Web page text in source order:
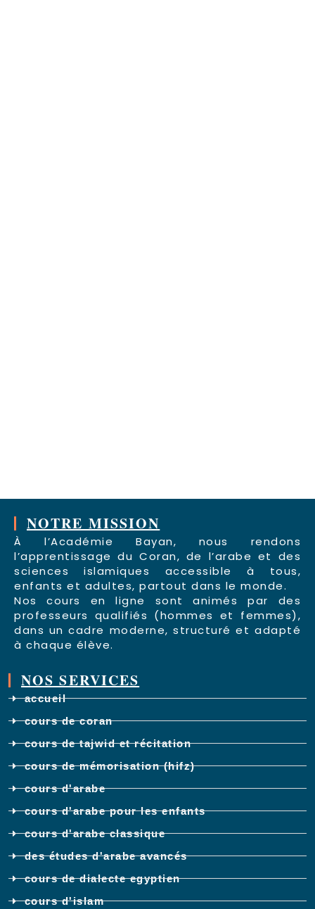
NOTRE MISSION
À l’Académie Bayan, nous rendons
l’apprentissage du Coran, de l’arabe et des
sciences islamiques accessible à tous,
enfants et adultes, partout dans le monde.
Nos cours en ligne sont animés par des
professeurs qualifiés (hommes et femmes),
dans un cadre moderne, structuré et adapté
à chaque élève.
NOS SERVICES
accueil
cours de coran
cours de tajwid et récitation
cours de mémorisation (hifz)
cours d'arabe
cours d'arabe pour les enfants
cours d'arabe classique
des études d'arabe avancés
cours de dialecte egyptien
cours d'islam